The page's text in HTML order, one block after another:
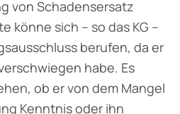
von Schadensersatz
könne sich – so das KG –
berufen, da er
habe. Es
ob er von dem Mangel
Kenntnis oder ihn